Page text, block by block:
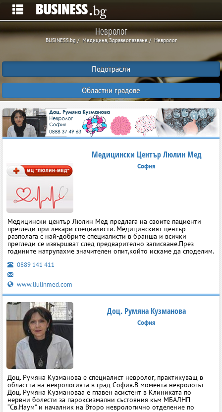
Невролог
BUSINESS.bg Медицина, Здравеопазване Невролог
Подотрасли
Областни градове
Медицински Център Люлин Мед
София
Медицински център Люлин Мед предлага на своите пациенти
прегледи при лекари специалисти. Медицинският център
разполага с най-добрите специалисти в бранша и всички
прегледи се извършват след предварително записване.През
годините натрупахме значителен опит,който искаме да споделим.
0889 141 411
www.liulinmed.com
Доц. Румяна Кузманова
София
Доц. Румяна Кузманова е специалист невролог, практикуващ в
областта на неврологията в град София.В момента неврологът
Доц. Румяна Кузмановаа е главен асистент в Клиниката по
нервни болести за пароксизмални състояния към МБАЛНП
“Св.Наум” и началник на Второ неврологично отделение по